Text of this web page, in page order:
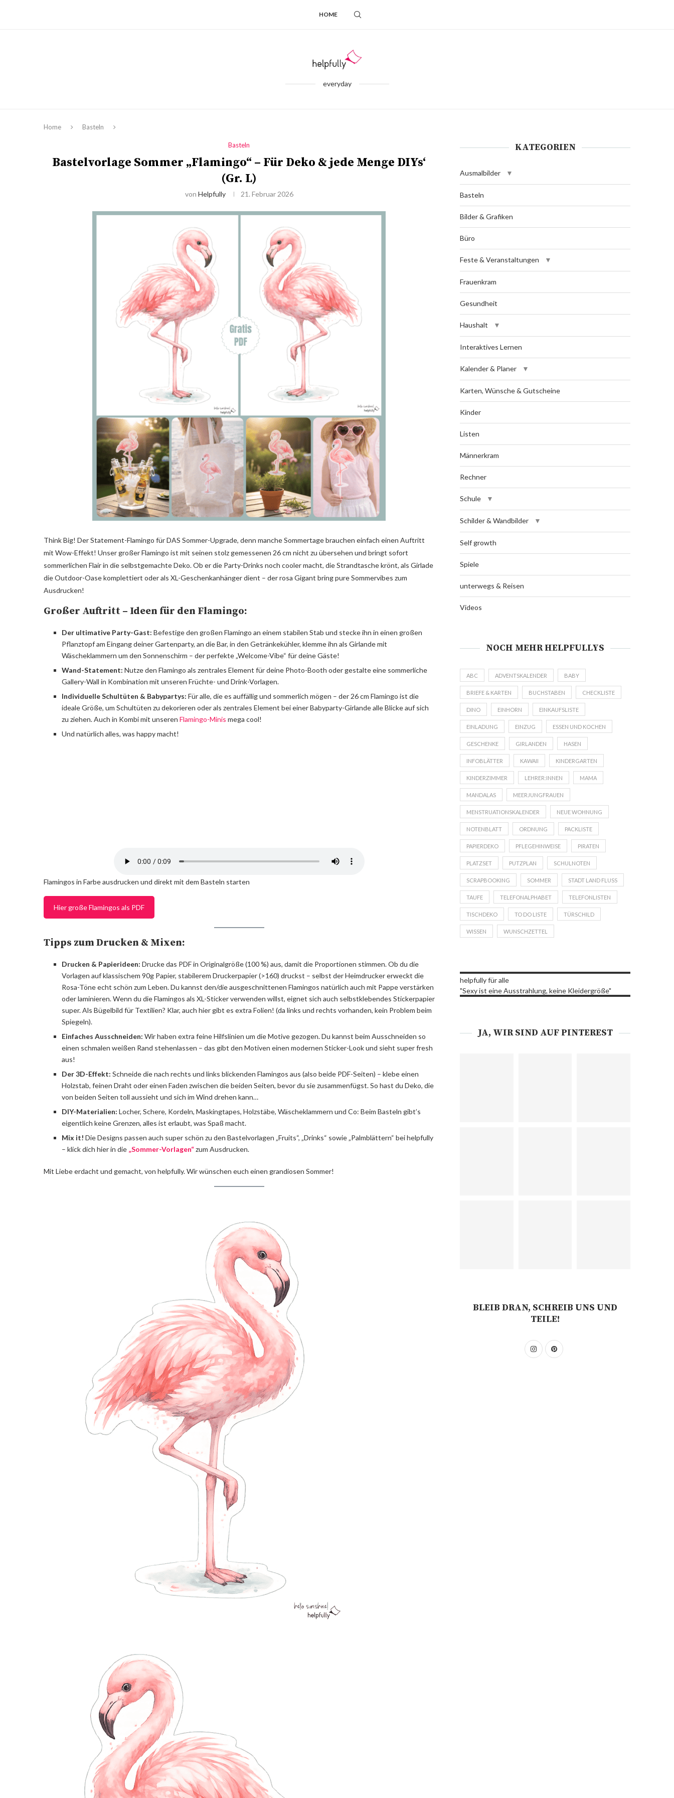
HOME
everyday
Home Basteln
Basteln
Bastelvorlage Sommer „Flamingo“ – Für Deko & jede Menge DIYs‘
(Gr. L)
von Helpfully 21. Februar 2026
Think Big! Der Statement-Flamingo für DAS Sommer-Upgrade, denn manche Sommertage brauchen einfach einen Auftritt
mit Wow-Effekt! Unser großer Flamingo ist mit seinen stolz gemessenen 26 cm nicht zu übersehen und bringt sofort
sommerlichen Flair in die selbstgemachte Deko. Ob er die Party-Drinks noch cooler macht, die Strandtasche krönt, als Girlade
die Outdoor-Oase komplettiert oder als XL-Geschenkanhänger dient – der rosa Gigant bring pure Sommervibes zum
Ausdrucken!
Großer Auftritt – Ideen für den Flamingo:
Der ultimative Party-Gast: Befestige den großen Flamingo an einem stabilen Stab und stecke ihn in einen großen
Pflanztopf am Eingang deiner Gartenparty, an die Bar, in den Getränkekühler, klemme ihn als Girlande mit
Wäscheklammern um den Sonnenschirm – der perfekte „Welcome-Vibe“ für deine Gäste!
Wand-Statement: Nutze den Flamingo als zentrales Element für deine Photo-Booth oder gestalte eine sommerliche
Gallery-Wall in Kombination mit unseren Früchte- und Drink-Vorlagen.
Individuelle Schultüten & Babypartys: Für alle, die es auffällig und sommerlich mögen – der 26 cm Flamingo ist die
ideale Größe, um Schultüten zu dekorieren oder als zentrales Element bei einer Babyparty-Girlande alle Blicke auf sich
zu ziehen. Auch in Kombi mit unseren Flamingo-Minis mega cool!
Und natürlich alles, was happy macht!
Flamingos in Farbe ausdrucken und direkt mit dem Basteln starten
Hier große Flamingos als PDF
Tipps zum Drucken & Mixen:
Drucken & Papierideen: Drucke das PDF in Originalgröße (100 %) aus, damit die Proportionen stimmen. Ob du die
Vorlagen auf klassischem 90g Papier, stabilerem Druckerpapier (>160) druckst – selbst der Heimdrucker erweckt die
Rosa-Töne echt schön zum Leben. Du kannst den/die ausgeschnittenen Flamingos natürlich auch mit Pappe verstärken
oder laminieren. Wenn du die Flamingos als XL-Sticker verwenden willst, eignet sich auch selbstklebendes Stickerpapier
super. Als Bügelbild für Textilien? Klar, auch hier gibt es extra Folien! (da links und rechts vorhanden, kein Problem beim
Spiegeln).
Einfaches Ausschneiden: Wir haben extra feine Hilfslinien um die Motive gezogen. Du kannst beim Ausschneiden so
einen schmalen weißen Rand stehenlassen – das gibt den Motiven einen modernen Sticker-Look und sieht super fresh
aus!
Der 3D-Effekt: Schneide die nach rechts und links blickenden Flamingos aus (also beide PDF-Seiten) – klebe einen
Holzstab, feinen Draht oder einen Faden zwischen die beiden Seiten, bevor du sie zusammenfügst. So hast du Deko, die
von beiden Seiten toll aussieht und sich im Wind drehen kann…
DIY-Materialien: Locher, Schere, Kordeln, Maskingtapes, Holzstäbe, Wäscheklammern und Co: Beim Basteln gibt’s
eigentlich keine Grenzen, alles ist erlaubt, was Spaß macht.
Mix it! Die Designs passen auch super schön zu den Bastelvorlagen „Fruits“, „Drinks“ sowie „Palmblättern“ bei helpfully
– klick dich hier in die „Sommer-Vorlagen“zum Ausdrucken.
Mit Liebe erdacht und gemacht, von helpfully. Wir wünschen euch einen grandiosen Sommer!
KATEGORIEN
Ausmalbilder
Basteln
Bilder & Grafiken
Büro
Feste & Veranstaltungen
Frauenkram
Gesundheit
Haushalt
Interaktives Lernen
Kalender & Planer
Karten, Wünsche & Gutscheine
Kinder
Listen
Männerkram
Rechner
Schule
Schilder & Wandbilder
Self growth
Spiele
unterwegs & Reisen
Videos
NOCH MEHR HELPFULLYS
ABC ADVENTSKALENDER BABY
BRIEFE & KARTEN BUCHSTABEN CHECKLISTE
DINO EINHORN EINKAUFSLISTE
EINLADUNG EINZUG ESSEN UND KOCHEN
GESCHENKE GIRLANDEN HASEN
INFOBLÄTTER KAWAII KINDERGARTEN
KINDERZIMMER LEHRER:INNEN MAMA
MANDALAS MEERJUNGFRAUEN
MENSTRUATIONSKALENDER NEUE WOHNUNG
NOTENBLATT ORDNUNG PACKLISTE
PAPIERDEKO PFLEGEHINWEISE PIRATEN
PLATZSET PUTZPLAN SCHULNOTEN
SCRAPBOOKING SOMMER STADT LAND FLUSS
TAUFE TELEFONALPHABET TELEFONLISTEN
TISCHDEKO TO DO LISTE TÜRSCHILD
WISSEN WUNSCHZETTEL
helpfully für alle
"Sexy ist eine Ausstrahlung, keine Kleidergröße"
JA, WIR SIND AUF PINTEREST
BLEIB DRAN, SCHREIB UNS UND
TEILE!